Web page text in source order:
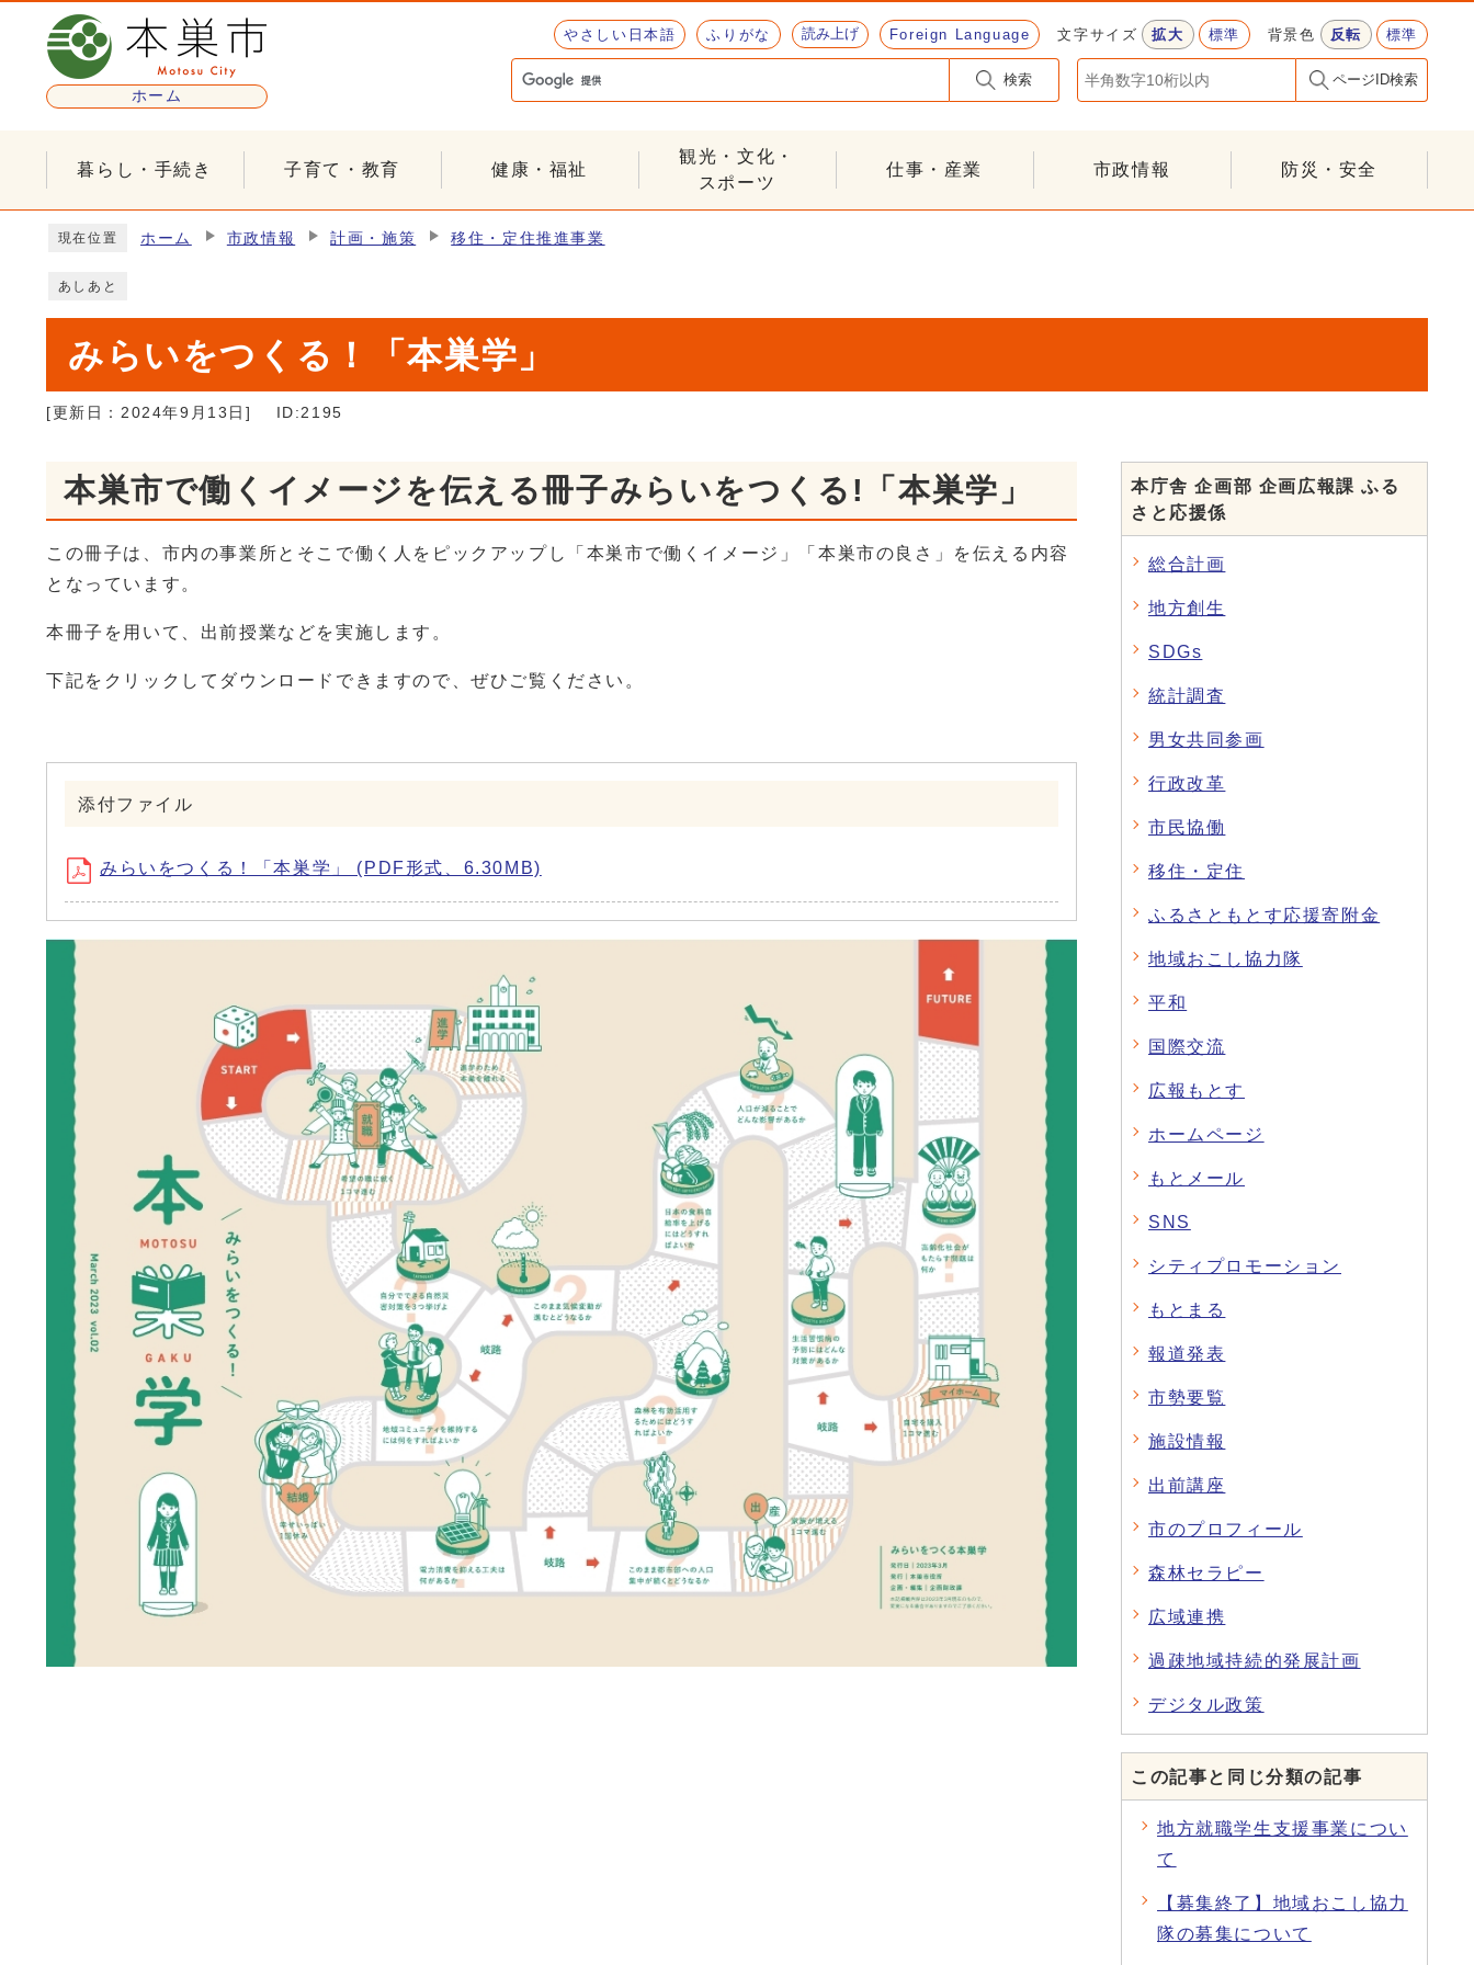
ページの先頭です
ホーム
やさしい日本語 ふりがな 読み上げ Foreign Language 文字サイズ 拡大 標準 背景色 反転 標準
検索 ページID検索
暮らし・手続き 子育て・教育 健康・福祉
観光・文化・
スポーツ
仕事・産業 市政情報 防災・安全
現在位置 ホーム 市政情報 計画・施策 移住・定住推進事業
あしあと
みらいをつくる！「本巣学」
[更新日： 2024年9月13日 ] ID:2195
本巣市で働くイメージを伝える冊子みらいをつくる!「本巣学」
この冊子は、市内の事業所とそこで働く人をピックアップし「本巣市で働くイメージ」「本巣市の良さ」を伝える内容
となっています。
本冊子を用いて、出前授業などを実施します。
下記をクリックしてダウンロードできますので、ぜひご覧ください。
添付ファイル
みらいをつくる！「本巣学」 (PDF形式、6.30MB)
本庁舎 企画部 企画広報課 ふる
さと応援係
総合計画
地方創生
SDGs
統計調査
男女共同参画
行政改革
市民協働
移住・定住
ふるさともとす応援寄附金
地域おこし協力隊
平和
国際交流
広報もとす
ホームページ
もとメール
SNS
シティプロモーション
もとまる
報道発表
市勢要覧
施設情報
出前講座
市のプロフィール
森林セラピー
広域連携
過疎地域持続的発展計画
デジタル政策
この記事と同じ分類の記事
地方就職学生支援事業につい
て
【募集終了】地域おこし協力
隊の募集について